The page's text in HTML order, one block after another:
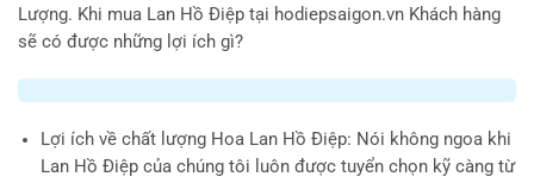
Lượng. Khi mua Lan Hồ Điệp tại hodiepsaigon.vn Khách hàng
sẽ có được những lợi ích gì?
Lợi ích về chất lượng Hoa Lan Hồ Điệp: Nói không ngoa khi
Lan Hồ Điệp của chúng tôi luôn được tuyển chọn kỹ càng từ